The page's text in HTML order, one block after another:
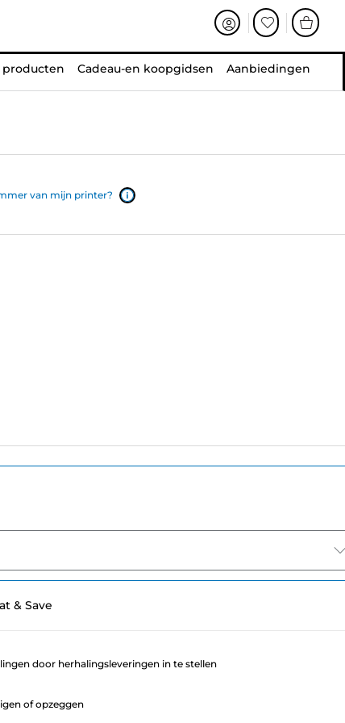
producten Cadeau-en koopgidsen Aanbiedingen
van mijn printer?
& Save
door herhalingsleveringen in te stellen
of opzeggen